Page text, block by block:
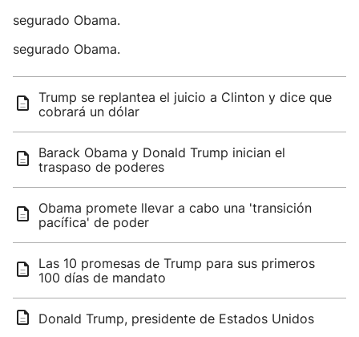
segurado Obama.
segurado Obama.
Trump se replantea el juicio a Clinton y dice que
cobrará un dólar
Barack Obama y Donald Trump inician el
traspaso de poderes
Obama promete llevar a cabo una 'transición
pacífica' de poder
Las 10 promesas de Trump para sus primeros
100 días de mandato
Donald Trump, presidente de Estados Unidos